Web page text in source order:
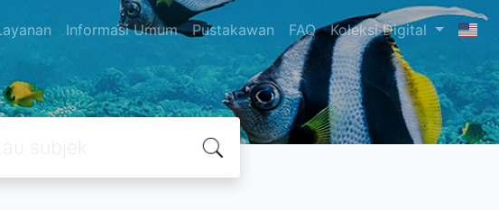
Informasi Umum Pustakawan FAQ Koleksi Digital